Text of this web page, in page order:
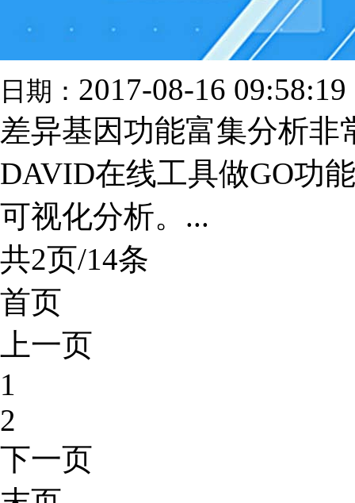
日期： 2017-08-16 09:58:19
差异基因功能富集分析
DAVID在线工具做GO功
可视化分析。...
共2页/14条
首页
上一页
1
2
下一页